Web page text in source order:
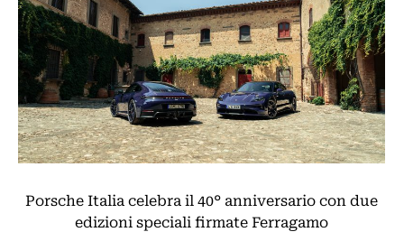
Porsche Italia celebra il 40° anniversario con due
edizioni speciali firmate Ferragamo